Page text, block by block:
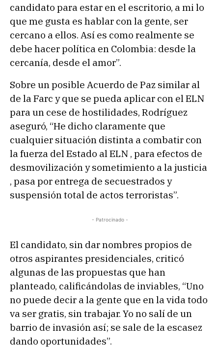
candidato para estar en el escritorio, a mi lo
que me gusta es hablar con la gente, ser
cercano a ellos. Así es como realmente se
debe hacer política en Colombia: desde la
cercanía, desde el amor”.
Sobre un posible Acuerdo de Paz similar al
de la Farc y que se pueda aplicar con el ELN
para un cese de hostilidades, Rodríguez
aseguró, “He dicho claramente que
cualquier situación distinta a combatir con
la fuerza del Estado al ELN , para efectos de
desmovilización y sometimiento a la justicia
, pasa por entrega de secuestrados y
suspensión total de actos terroristas”.
- Patrocinado -
El candidato, sin dar nombres propios de
otros aspirantes presidenciales, criticó
algunas de las propuestas que han
planteado, calificándolas de inviables, “Uno
no puede decir a la gente que en la vida todo
va ser gratis, sin trabajar. Yo no salí de un
barrio de invasión así; se sale de la escasez
dando oportunidades”.